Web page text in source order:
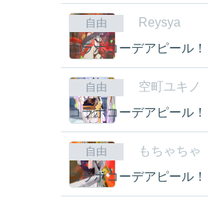
自由
Reysya
コラボコーデアピール！
自由
空町ユキノ
コラボコーデアピール！
自由
もちゃちゃ
コラボコーデアピール！